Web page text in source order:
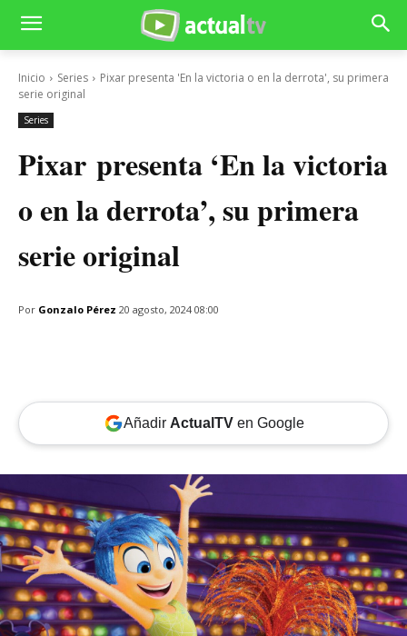
Inicio Series
Pixar presenta 'En la victoria o en la derrota', su primera
serie original
Series
Pixar presenta ‘En la victoria
o en la derrota’, su primera
serie original
Por Gonzalo Pérez 20 agosto, 2024 08:00
Añadir ActualTVen Google